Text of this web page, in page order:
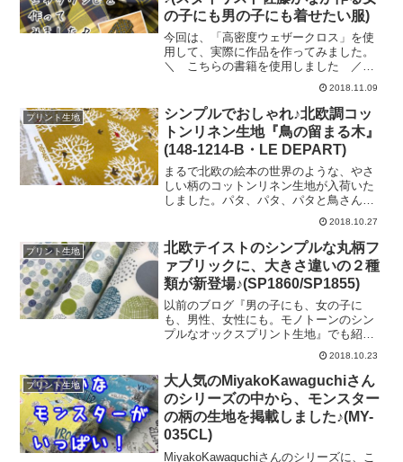
な特徴がこの生地にはあります♪裏返して
みると･･･＼ ストライプ柄が、登場～
♪ ／片面は新幹線、もう片面はストライ
プという、「リバーシブル仕様」なので
ございます。カラーに合わせて表裏の配
色も変えています♪ぜひ、リバーシブル柄
品づくりにご活用く
の子にも男の子にも着せたい服)
今回は、「高密度ウェザークロス」を使
用して、実際に作品を作ってみました。
＼ こちらの書籍を使用しました ／
「佐藤かな」さん著の「スタイリスト佐
藤かなが作る女の子にも男の子にも着せ
たい服」です。（佐藤かなさんの他の書
籍「KANA'S STANDARD」などは大塚屋
ネットショップでもお取り扱いしていま
すが、今回の書籍は現在のところ未掲載
です）そして、「上品カジュアル」な仕
上がりを目指すために、「Exclusive
collection ―とっておきの布― 」から、
「チェックのウェザークロス」という生
地を選びました。こちらの生地につきま
しては、以前のブログに詳細がございま
す。＼ 仕上がったのは、シャ
2018.11.09
プリント生地
シンプルでおしゃれ♪北欧調コッ
トンリネン生地『鳥の留まる木』
(148-1214-B・LE DEPART)
まるで北欧の絵本の世界のような、やさ
しい柄のコットンリネン生地が入荷いた
しました。パタ、パタ、パタと鳥さんた
ちが、木々にたたずんでいます。木の形
もさまざま。クリスマスツリーのような
とんがった木もあれば…まんまるな木も
ございます。木のシルエットに、ちょう
どよいバランスで鳥さんたちが色どりを
添えていますね♡素材はキャンバス生地
なので、シーチングやブロードよりも少
し厚みがございます。そのため、「イン
テリアカバーリング」や「小物雑貨」、
「エプロンなどのキッチンアイテム」
「おしゃれバッグ」などのハンドメイド
に特におすすめです。カラーも、落ち着
いたトーンなので、大人のかた向けのア
イテムづくりにもご利用いた
2018.10.27
プリント生地
北欧テイストのシンプルな丸柄フ
ァブリックに、大きさ違いの２種
類が新登場♪(SP1860/SP1855)
以前のブログ『男の子にも、女の子に
も、男性、女性にも。モノトーンのシン
プルなオックスプリント生地』でも紹介
リント生地。上記のブログは今年の４月
に書いたものですが、今なお根強い人気
をいただいています。＼ 特にこちらの
カラーは大人気につき、先日もたっぷり
仕入れました♪ ／さて、この度、こちら
の柄にあたらしくサイズの異なる２種類
の生地を追加で掲載しました。この生地
2018.10.23
プリント生地
大人気のMiyakoKawaguchiさん
のシリーズの中から、モンスター
の柄の生地を掲載しました♪(MY-
035CL)
MiyakoKawaguchiさんのシリーズに、こ